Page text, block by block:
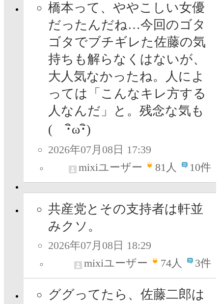
橋本って、ややこしい女優
だったんだね…今回のゴタ
ゴタでブチギレた佐藤の気
持ちも解らなくはないが、
大人気なかったね。人によ
っては「こんなキレ方する
人なんだ」と。残念な気も
( ･ิω･ิ)
2026年07月08日 17:39
mixiユーザー
81人 10件
共産党とその支持者は軒並
みクソ。
2026年07月08日 18:29
mixiユーザー
74人 3件
ググってたら、佐藤二郎は